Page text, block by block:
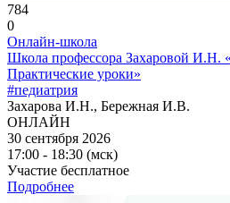
784
0
Онлайн-школа
Школа профессора Захаровой И.Н.
Практические уроки»
#педиатрия
Захарова И.Н., Бережная И.В.
ОНЛАЙН
30 сентября 2026
17:00 - 18:30 (мск)
Участие бесплатное
Подробнее